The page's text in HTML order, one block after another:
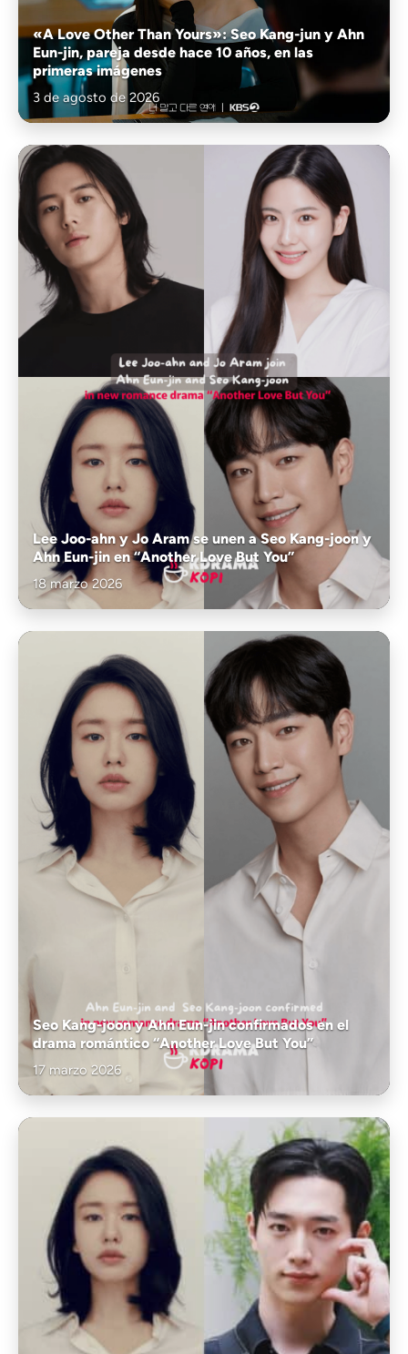
«A Love Other Than Yours»: Seo Kang-jun y Ahn
Eun-jin, pareja desde hace 10 años, en las
primeras imágenes
3 de agosto de 2026
Lee Joo-ahn y Jo Aram se unen a Seo Kang-joon y
Ahn Eun-jin en “Another Love But You”
18 marzo 2026
Seo Kang-joon y Ahn Eun-jin confirmados en el
drama romántico “Another Love But You”
17 marzo 2026